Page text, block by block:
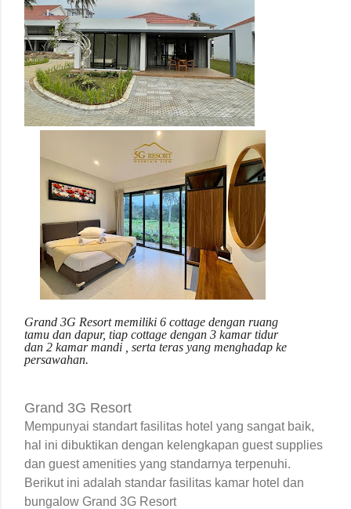
Grand 3G Resort memiliki 6 cottage dengan ruang
tamu dan dapur, tiap cottage dengan 3 kamar tidur
dan 2 kamar mandi , serta teras yang menghadap ke
persawahan.
Grand 3G Resort
Mempunyai standart fasilitas hotel yang sangat baik,
hal ini dibuktikan dengan kelengkapan guest supplies
dan guest amenities yang standarnya terpenuhi.
Berikut ini adalah standar fasilitas kamar hotel dan
bungalow Grand 3G Resort